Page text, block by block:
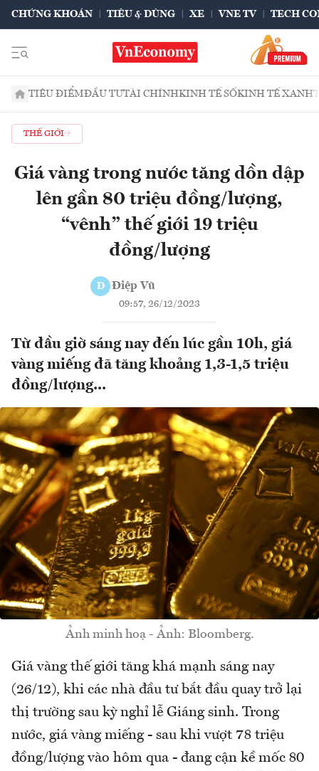
CHỨNG KHOÁN TIÊU & DÙNG XE VNE TV TECH
TIÊU ĐIỂMĐẦU TƯTÀI CHÍNHKINH TẾ SỐKINH TẾ XANH
THẾ GIỚI
Giá vàng trong nước tăng dồn dập
lên gần 80 triệu đồng/lượng,
“vênh” thế giới 19 triệu
đồng/lượng
Đ Điệp Vũ
09:57, 26/12/2023
Từ đầu giờ sáng nay đến lúc gần 10h, giá
vàng miếng đã tăng khoảng 1,3-1,5 triệu
đồng/lượng...
Ảnh minh hoạ - Ảnh: Bloomberg.
Giá vàng thế giới tăng khá mạnh sáng nay
(26/12), khi các nhà đầu tư bắt đầu quay trở lại
thị trường sau kỳ nghỉ lễ Giáng sinh. Trong
nước, giá vàng miếng - sau khi vượt 78 triệu
đồng/lượng vào hôm qua - đang cận kề mốc 80